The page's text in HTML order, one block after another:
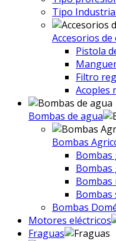
Tipo
Accesorios
Pistola
Filtro
Acoples
Bombas de agua
Bombas
Bombas
Bombas
Bombas
Bombas
Motores eléctricos
Fraguas